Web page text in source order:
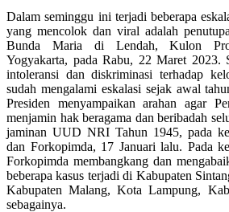
Dalam seminggu ini terjadi beberapa
yang mencolok dan viral adalah
Bunda Maria di Lendah, Kulon
Yogyakarta, pada Rabu, 22 Maret 2023.
intoleransi dan diskriminasi terhadap
sudah mengalami eskalasi sejak awal
Presiden menyampaikan arahan agar
menjamin hak beragama dan beribadah
jaminan UUD NRI Tahun 1945, pada
dan Forkopimda, 17 Januari lalu. Pada
Forkopimda membangkang dan
beberapa kasus terjadi di Kabupaten
Kabupaten Malang, Kota Lampung,
sebagainya.